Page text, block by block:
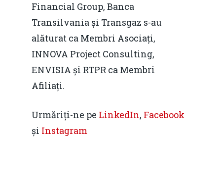
Financial Group, Banca
Transilvania și Transgaz s-au
alăturat ca Membri Asociați,
INNOVA Project Consulting,
ENVISIA și RTPR ca Membri
Afiliați.
Urmăriți-ne pe LinkedIn, Facebook
și Instagram